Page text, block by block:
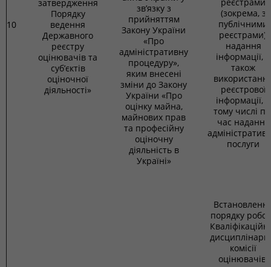
10
затвердження
Порядку
ведення
Державного
реєстру
оцінювачів та
суб’єктів
оціночної
діяльності»
зв’язку з
прийняттям
Закону України
«Про
адміністративну
процедуру»,
яким внесені
зміни до Закону
України «Про
оцінку майна,
майнових прав
та професійну
оціночну
діяльність в
Україні»
(зокрема, з
публічними
реєстрами),
надання
інформації, а
також
реєстрової
інформації, в
тому числі
час надання
послуги
порядку
комісії
оцінювачів,